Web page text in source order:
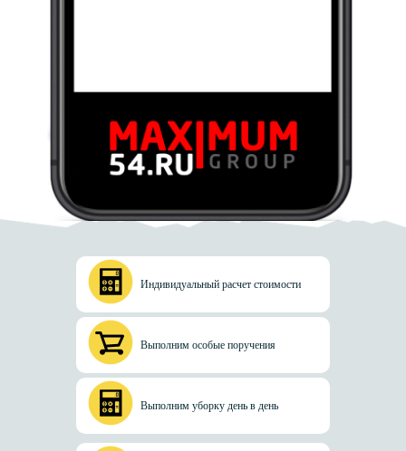
Индивидуальный расчет стоимости
Выполним особые поручения
Выполним уборку день в день